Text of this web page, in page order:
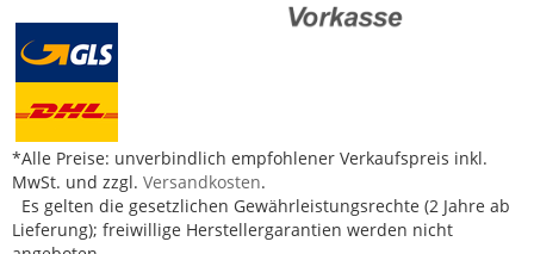
*Alle Preise: unverbindlich empfohlener Verkaufspreis inkl.
MwSt. und zzgl. Versandkosten.
Es gelten die gesetzlichen Gewährleistungsrechte (2 Jahre ab
Lieferung); freiwillige Herstellergarantien werden nicht